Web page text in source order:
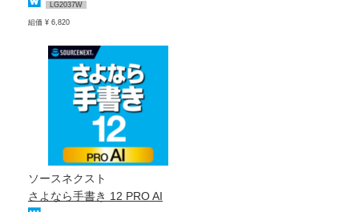
LG2037W
組価 ¥ 6,820
ソースネクスト
さよなら手書き 12 PRO AI